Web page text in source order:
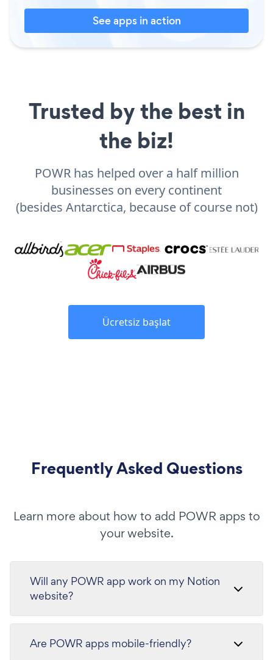
See apps in action
Trusted by the best in
the biz!
POWR has helped over a half million
businesses on every continent
(besides Antarctica, because of course not)
Ücretsiz başlat
Frequently Asked Questions
Learn more about how to add POWR apps to
your website.
Will any POWR app work on my Notion
website?
Are POWR apps mobile-friendly?